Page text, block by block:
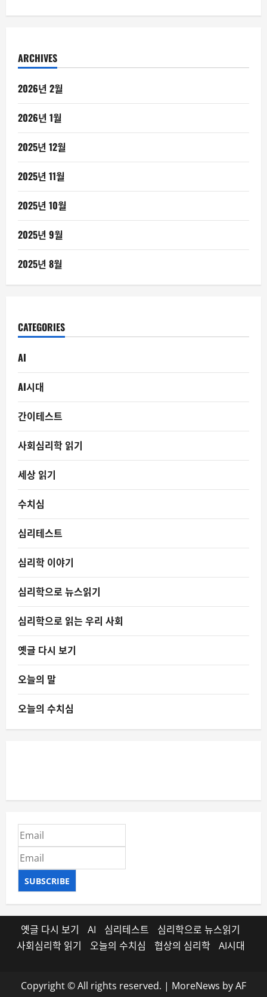
ARCHIVES
2026년 2월
2026년 1월
2025년 12월
2025년 11월
2025년 10월
2025년 9월
2025년 8월
CATEGORIES
AI
AI시대
간이테스트
사회심리학 읽기
세상 읽기
수치심
심리테스트
심리학 이야기
심리학으로 뉴스읽기
심리학으로 읽는 우리 사회
옛글 다시 보기
오늘의 말
오늘의 수치심
SUBSCRIBE
옛글 다시 보기 AI 심리테스트
심리학으로 뉴스읽기
사회심리학 읽기
오늘의 수치심 협상의 심리학 AI시대
Copyright © All rights reserved. | MoreNews by AF